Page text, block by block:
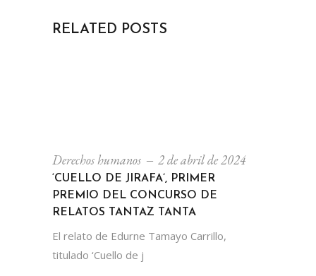
RELATED POSTS
Derechos humanos 2 de abril de 2024
‘CUELLO DE JIRAFA’, PRIMER
PREMIO DEL CONCURSO DE
RELATOS TANTAZ TANTA
El relato de Edurne Tamayo Carrillo,
titulado ‘Cuello de j